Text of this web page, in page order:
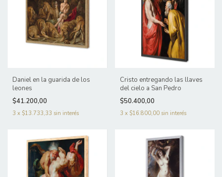
Daniel en la guarida de los
leones
$41.200,00
3 x $13.733,33 sin interés
Cristo entregando las llaves
del cielo a San Pedro
$50.400,00
3 x $16.800,00 sin interés